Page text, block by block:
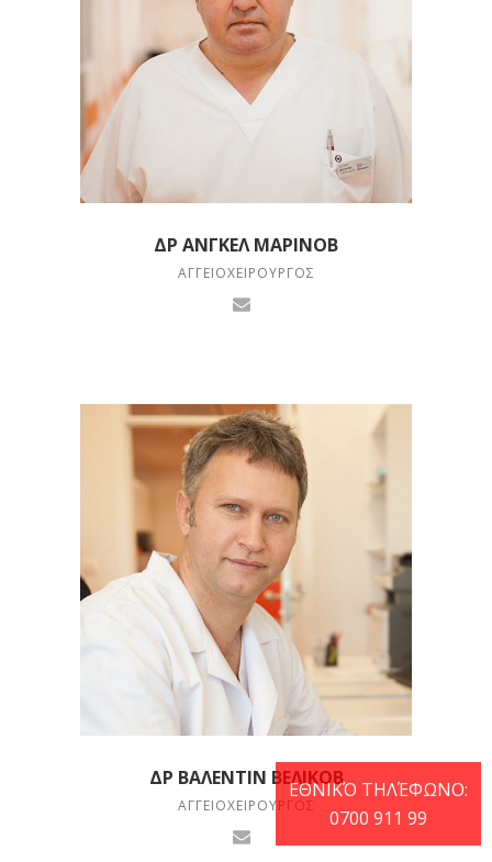
ΔΡ ΆΝΓΚΕΛ ΜΑΡΊΝΟΒ
ΑΓΓΕΙΟΧΕΙΡΟΥΡΓΌΣ
ΔΡ ΒΑΛΕΝΤΊΝ ΒΕΛΊΚΟΒ
ΑΓΓΕΙΟΧΕΙΡΟΥΡΓΌΣ
ΕΘΝΙΚΌ ΤΗΛΈΦΩΝΟ:
0700 911 99